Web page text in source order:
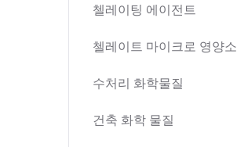
첼레이팅 에이전트
첼레이트 마이크로 영양소
수처리 화학물질
건축 화학 물질